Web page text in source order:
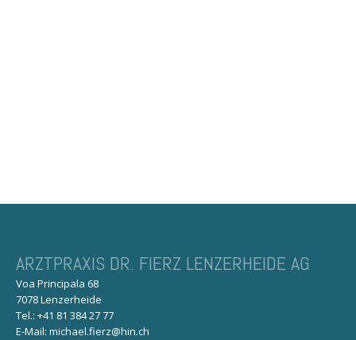
ARZTPRAXIS DR. FIERZ LENZERHEIDE AG
Voa Principala 68
7078 Lenzerheide
Tel.: +41 81 384 27 77
E-Mail: michael.fierz@hin.ch